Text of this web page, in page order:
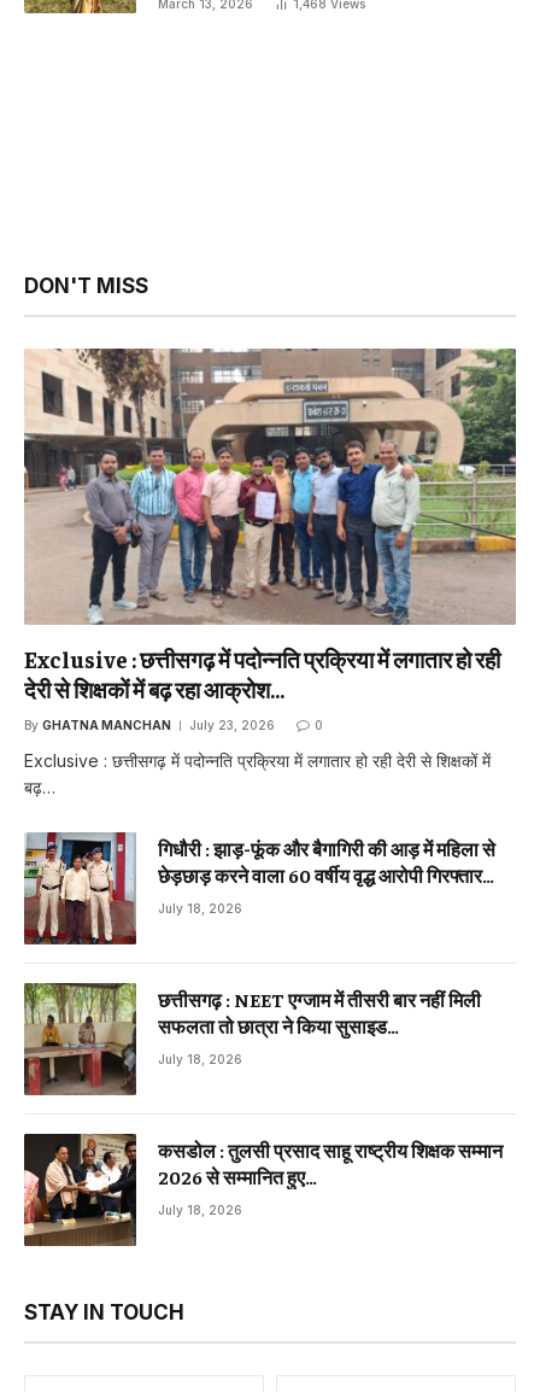
March 13, 2026 1,468 Views
DON'T MISS
Exclusive : छत्तीसगढ़ में पदोन्नति प्रक्रिया में लगातार हो रही
देरी से शिक्षकों में बढ़ रहा आक्रोश…
By GHATNA MANCHAN July 23, 2026 0
Exclusive : छत्तीसगढ़ में पदोन्नति प्रक्रिया में लगातार हो रही देरी से शिक्षकों में
बढ़…
गिधौरी : झाड़-फूंक और बैगागिरी की आड़ में महिला से
छेड़छाड़ करने वाला 60 वर्षीय वृद्ध आरोपी गिरफ्तार…
July 18, 2026
छत्तीसगढ़ : NEET एग्जाम में तीसरी बार नहीं मिली
सफलता तो छात्रा ने किया सुसाइड…
July 18, 2026
कसडोल : तुलसी प्रसाद साहू राष्ट्रीय शिक्षक सम्मान
2026 से सम्मानित हुए…
July 18, 2026
STAY IN TOUCH